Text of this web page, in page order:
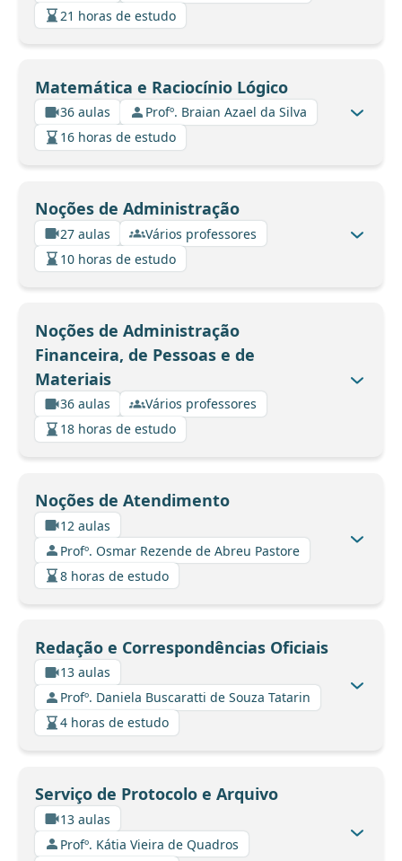
21 horas de estudo
Matemática e Raciocínio Lógico
36 aulas
Profº. Braian Azael da Silva
16 horas de estudo
Noções de Administração
27 aulas
Vários professores
10 horas de estudo
Noções de Administração
Financeira, de Pessoas e de
Materiais
36 aulas
Vários professores
18 horas de estudo
Noções de Atendimento
12 aulas
Profº. Osmar Rezende de Abreu Pastore
8 horas de estudo
Redação e Correspondências Oficiais
13 aulas
Profº. Daniela Buscaratti de Souza Tatarin
4 horas de estudo
Serviço de Protocolo e Arquivo
13 aulas
Profº. Kátia Vieira de Quadros